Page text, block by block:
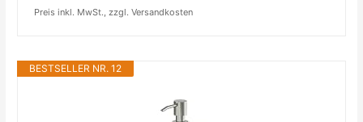
Preis inkl. MwSt., zzgl. Versandkosten
BESTSELLER NR. 12